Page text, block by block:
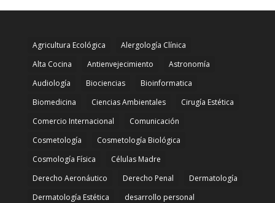
Agricultura Ecológica
Alergología Clínica
Alta Cocina
Antienvejecimiento
Astronomía
Audiología
Biociencias
Bioinformatica
Biomedicina
Ciencias Ambientales
Cirugía Estética
Comercio Internacional
Comunicación
Cosmetología
Cosmetología Biológica
Cosmología Física
Células Madre
Derecho Aeronáutico
Derecho Penal
Dermatología
Dermatología Estética
desarrollo personal